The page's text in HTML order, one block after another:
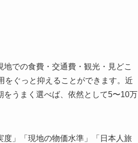
での食費・交通費・観光・見どこ
をぐっと抑えることができます。近
うまく選べば、依然として5〜10万
」「現地の物価水準」「日本人旅